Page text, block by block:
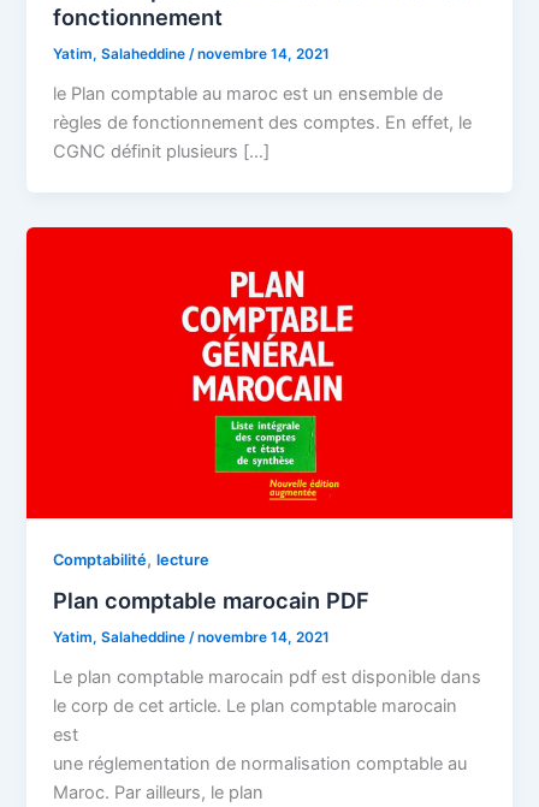
fonctionnement
Yatim, Salaheddine/novembre 14, 2021
le Plan comptable au maroc est un ensemble de
règles de fonctionnement des comptes. En effet, le
CGNC définit plusieurs […]
Comptabilité,lecture
Plan comptable marocain PDF
Yatim, Salaheddine/novembre 14, 2021
Le plan comptable marocain pdf est disponible dans
le corp de cet article. Le plan comptable marocain
est
une réglementation de normalisation comptable au
Maroc. Par ailleurs, le plan